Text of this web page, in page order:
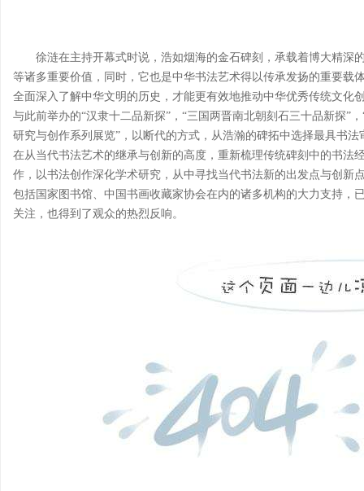
徐涟在主持开幕式时说，浩如烟海的金石碑刻，承载着博大精深
等诸多重要价值，同时，它也是中华书法艺术得以传承发扬的重要载
全面深入了解中华文明的历史，才能更有效地推动中华优秀传统文化
与此前举办的“汉隶十二品新探”，“三国两晋南北朝刻石三十品新探”
研究与创作系列展览”，以断代的方式，从浩瀚的碑拓中选择最具书
在从当代书法艺术的继承与创新的高度，重新梳理传统碑刻中的书法
作，以书法创作深化学术研究，从中寻找当代书法新的出发点与创新
包括国家图书馆、中国书画收藏家协会在内的诸多机构的大力支持，
关注，也得到了观众的热烈反响。